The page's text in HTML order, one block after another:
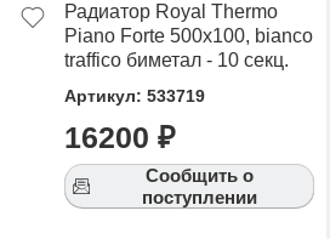
техническими
также сравнить
PIANO FORTE биметалл,
заявку на сайте или
в режиме on-line.
Радиатор Royal Thermo
Piano Forte 500х100, bianco
traffico биметал - 10 секц.
Артикул: 533719
16200 ₽
Сообщить о
поступлении